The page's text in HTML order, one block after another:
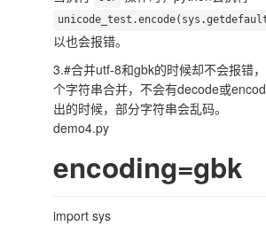
以也会报错。
3.#合并utf-8和gbk的时候却不会报错
个字符串合并，不会有decode或
出的时候，部分字符串会乱码。
demo4.py
encoding=gbk
import sys